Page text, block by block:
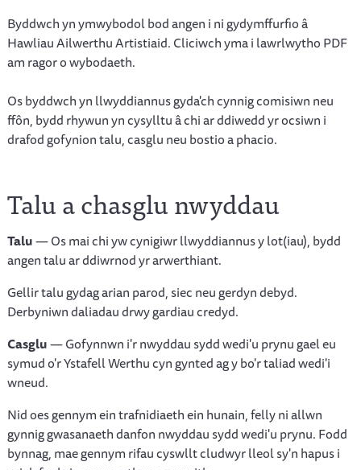
Byddwch yn ymwybodol bod angen i ni gydymffurfio â
Hawliau Ailwerthu Artistiaid. Cliciwch yma i lawrlwytho PDF
am ragor o wybodaeth.
Os byddwch yn llwyddiannus gyda'ch cynnig comisiwn neu
ffôn, bydd rhywun yn cysylltu â chi ar ddiwedd yr ocsiwn i
drafod gofynion talu, casglu neu bostio a phacio.
Talu a chasglu nwyddau
Talu— Os mai chi yw cynigiwr llwyddiannus y lot(iau), bydd
angen talu ar ddiwrnod yr arwerthiant.
Gellir talu gydag arian parod, siec neu gerdyn debyd.
Derbyniwn daliadau drwy gardiau credyd.
Casglu— Gofynnwn i'r nwyddau sydd wedi'u prynu gael eu
symud o'r Ystafell Werthu cyn gynted ag y bo'r taliad wedi'i
wneud.
Nid oes gennym ein trafnidiaeth ein hunain, felly ni allwn
gynnig gwasanaeth danfon nwyddau sydd wedi'u prynu. Fodd
bynnag, mae gennym rifau cyswllt cludwyr lleol sy'n hapus i